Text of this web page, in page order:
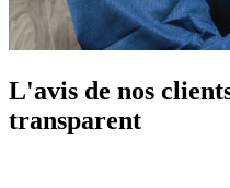
L'avis de nos
transparent